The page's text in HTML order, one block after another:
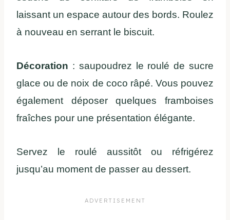
laissant un espace autour des bords. Roulez
à nouveau en serrant le biscuit.
Décoration : saupoudrez le roulé de sucre
glace ou de noix de coco râpé. Vous pouvez
également déposer quelques framboises
fraîches pour une présentation élégante.
Servez le roulé aussitôt ou réfrigérez
jusqu’au moment de passer au dessert.